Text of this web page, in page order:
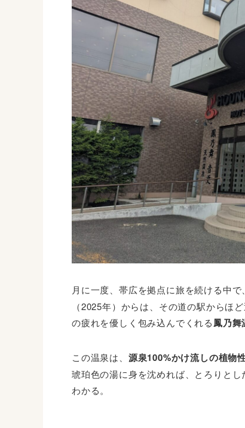
月に一度、帯広を拠点に旅を続ける中で
（2025年）からは、その道の駅からほ
の疲れを優しく包み込んでくれる鳳乃舞
この温泉は、 源泉100%かけ流しの植物
琥珀色の湯に身を沈めれば、とろりと
わかる。